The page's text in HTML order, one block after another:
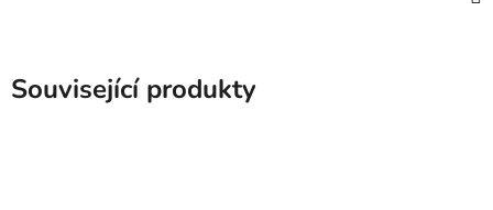
Související produkty